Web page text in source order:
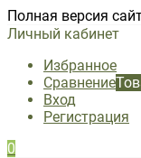
Полная версия
Личный кабинет
Избранное
Сравнение
Вход
Регистрация
0